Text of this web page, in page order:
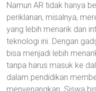
Namun AR tidak hanya
periklanan, misalnya,
yang lebih menarik dan
teknologi ini. Dengan
bisa menjadi lebih
tanpa harus masuk ke
dalam pendidikan